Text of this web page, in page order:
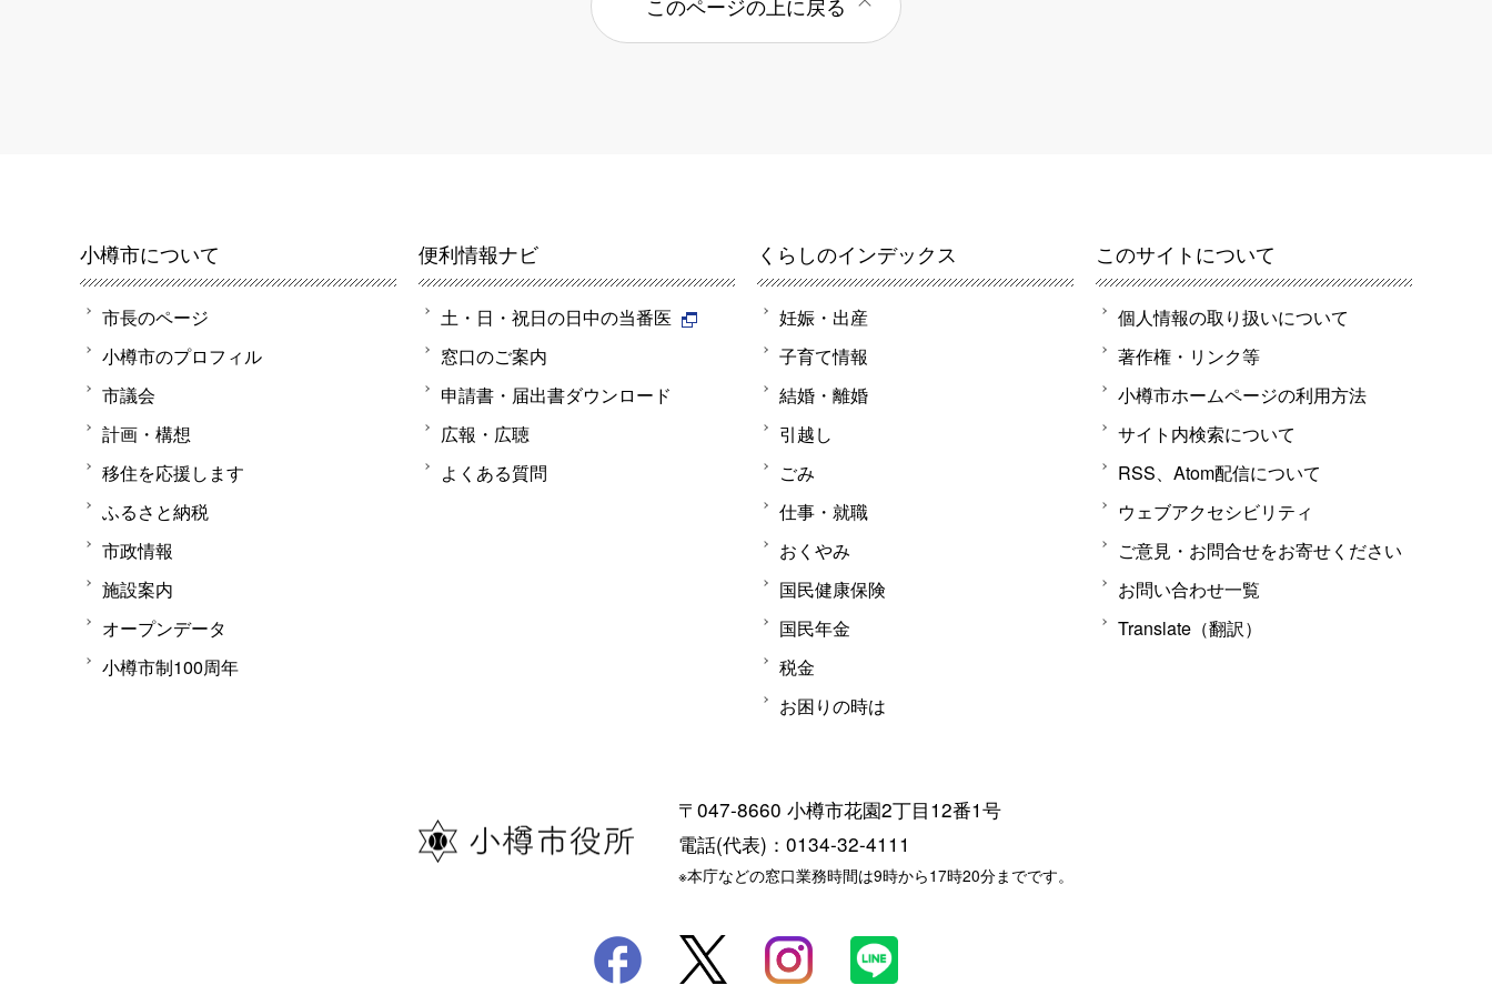
小樽市について
市長のページ
小樽市のプロフィル
市議会
計画・構想
移住を応援します
ふるさと納税
市政情報
施設案内
オープンデータ
小樽市制100周年
便利情報ナビ
土・日・祝日の日中の当番医
窓口のご案内
申請書・届出書ダウンロード
広報・広聴
よくある質問
くらしのインデックス
妊娠・出産
子育て情報
結婚・離婚
引越し
ごみ
仕事・就職
おくやみ
国民健康保険
国民年金
税金
お困りの時は
このサイトについて
個人情報の取り扱いについて
著作権・リンク等
小樽市ホームページの利用方法
サイト内検索について
RSS、Atom配信について
ウェブアクセシビリティ
ご意見・お問合せをお寄せください
お問い合わせ一覧
Translate（翻訳）
〒047-8660 小樽市花園2丁目12番1号
電話(代表)：0134-32-4111
※本庁などの窓口業務時間は9時から17時20分までです。